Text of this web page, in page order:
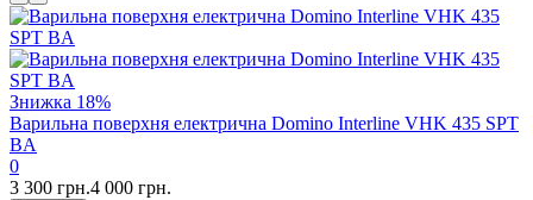
Знижка 18%
Варильна поверхня електрична Domino Interline VHK 435 SPT
BA
0
3 300 грн.4 000 грн.